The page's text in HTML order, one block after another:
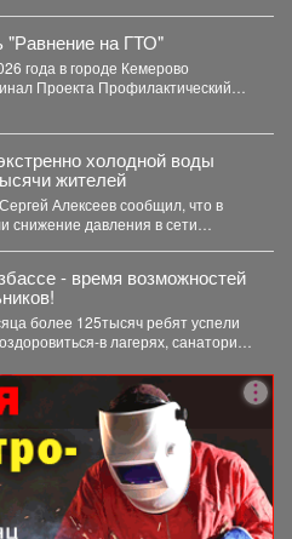
"Равнение на ГТО"
года в городе Кемерово
Проекта Профилактический
холодной воды
жителей
Алексеев сообщил, что в
снижение давления в сети
- время возможностей
более 125тысяч ребят успели
в лагерях, санаториях